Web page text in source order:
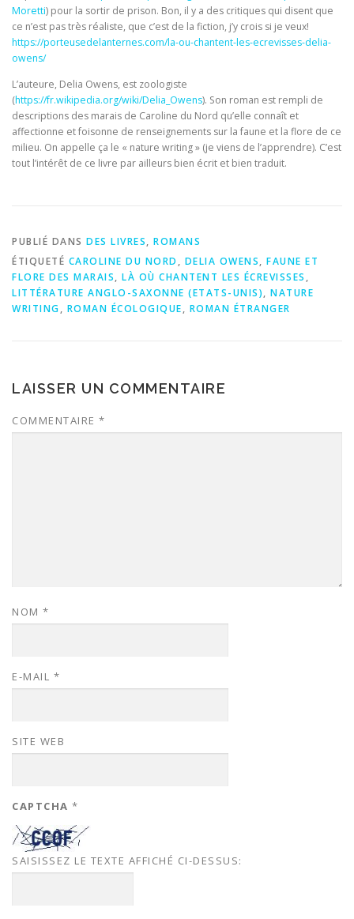
Moretti) pour la sortir de prison. Bon, il y a des critiques qui disent que
ce n’est pas très réaliste, que c’est de la fiction, j’y crois si je veux!
https://porteusedelanternes.com/la-ou-chantent-les-ecrevisses-delia-
owens/
L’auteure, Delia Owens, est zoologiste
(https://fr.wikipedia.org/wiki/Delia_Owens). Son roman est rempli de
descriptions des marais de Caroline du Nord qu’elle connaît et
affectionne et foisonne de renseignements sur la faune et la flore de ce
milieu. On appelle ça le « nature writing » (je viens de l’apprendre). C’est
tout l’intérêt de ce livre par ailleurs bien écrit et bien traduit.
PUBLIÉ DANS DES LIVRES, ROMANS
ÉTIQUETÉ CAROLINE DU NORD , DELIA OWENS, FAUNE ET
FLORE DES MARAIS, LÀ OÙ CHANTENT LES ÉCREVISSES ,
LITTÉRATURE ANGLO-SAXONNE (ETATS-UNIS), NATURE
WRITING, ROMAN ÉCOLOGIQUE, ROMAN ÉTRANGER
LAISSER UN COMMENTAIRE
COMMENTAIRE *
NOM *
E-MAIL *
SITE WEB
CAPTCHA *
SAISISSEZ LE TEXTE AFFICHÉ CI-DESSUS: